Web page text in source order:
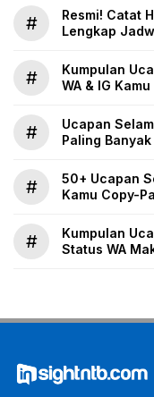
#
Resmi! Catat
Lengkap
#
Kumpulan
WA & IG
#
Ucapan
Paling
#
50+ Ucapan
Kamu Copy-
#
Kumpulan
Status WA